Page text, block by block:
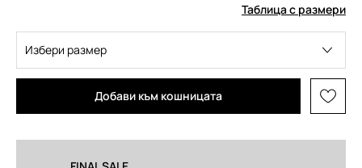
Таблица с размери
Избери размер
Добави към кошницата